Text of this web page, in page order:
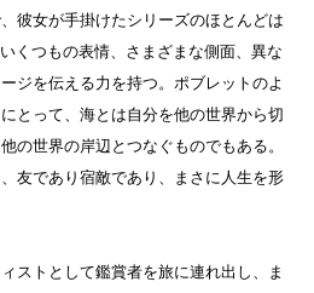
彼女が手掛けたシリーズのほとんどは
くつもの表情、さまざまな側面、異な
ジを伝える力を持つ。ポブレットのよ
とって、海とは自分を他の世界から切
の世界の岸辺とつなぐものでもある。
友であり宿敵であり、まさに人生を形
ストとして鑑賞者を旅に連れ出し、ま